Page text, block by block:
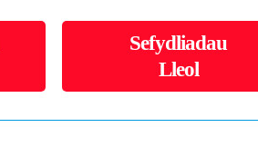
Sefydliadau
Lleol